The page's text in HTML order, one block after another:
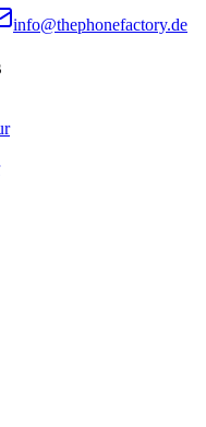
info@thephonefactory.de